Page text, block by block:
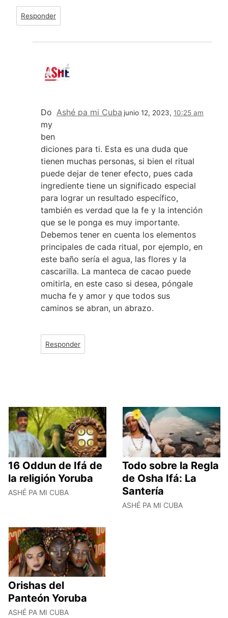
Responder
Ashé pa mi Cuba junio 12, 2023, 10:25 am
Do
my
ben
diciones para ti. Esta es una duda que
tienen muchas personas, si bien el ritual
puede dejar de tener efecto, pues cada
ingrediente tiene un significado especial
para lograr un resultado específico,
también es verdad que la fe y la intención
que se le ponga es muy importante.
Debemos tener en cuenta los elementos
principales de cada ritual, por ejemplo, en
este baño sería el agua, las flores y la
cascarilla. La manteca de cacao puede
omitirla, en este caso si desea, póngale
mucha fe y amor y que todos sus
caminos se abran, un abrazo.
Responder
16 Oddun de Ifá de
la religión Yoruba
ASHÉ PA MI CUBA
Todo sobre la Regla
de Osha Ifá: La
Santería
ASHÉ PA MI CUBA
Orishas del
Panteón Yoruba
ASHÉ PA MI CUBA